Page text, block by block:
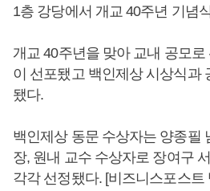
1층 강당에서 개교 40주년 기념
개교 40주년을 맞아 교내 공모
이 선포됐고 백인제상 시상식과
됐다.
백인제상 동문 수상자는 양종필
장, 원내 교수 수상자로 장여구
각각 선정됐다. [비즈니스포스트